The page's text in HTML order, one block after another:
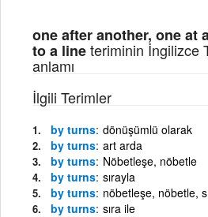
one after another, one at
to a lineteriminin İngilizce
anlamı
İlgili Terimler
by turns dönüşümlü olarak
by turns art arda
by turns Nöbetleşe, nöbetle
by turns sırayla
by turns nöbetleşe, nöbetle,
by turns sıra ile